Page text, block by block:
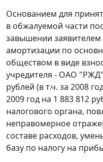
Основанием для
в обжалуемой части
завышении
амортизации по
обществом в виде
учредителя - ОАО
рублей (в т.ч. за 2008
2009 год на 1 883 812
налогового органа,
неправомерное
составе расходов,
базу по налогу на